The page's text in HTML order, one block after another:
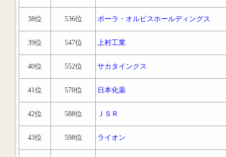
38位 536位 ポーラ・オルビスホールディングス
39位 547位 上村工業
40位 552位 サカタインクス
41位 570位 日本化薬
42位 588位 ＪＳＲ
43位 598位 ライオン